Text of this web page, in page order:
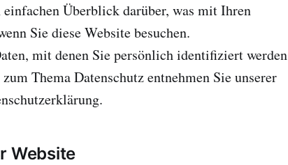
Überblick darüber, was mit Ihren
Sie diese Website besuchen.
mit denen Sie persönlich identifiziert werden
Thema Datenschutz entnehmen Sie unserer
Website